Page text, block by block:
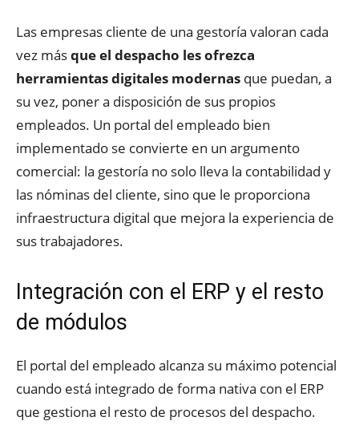
Las empresas cliente de una gestoría valoran cada
vez másque el despacho les ofrezca
herramientas digitales modernas que puedan, a
su vez, poner a disposición de sus propios
empleados. Un portal del empleado bien
implementado se convierte en un argumento
comercial: la gestoría no solo lleva la contabilidad y
las nóminas del cliente, sino que le proporciona
infraestructura digital que mejora la experiencia de
sus trabajadores.
Integración con el ERP y el resto
de módulos
El portal del empleado alcanza su máximo potencial
cuando está integrado de forma nativa con el ERP
que gestiona el resto de procesos del despacho.